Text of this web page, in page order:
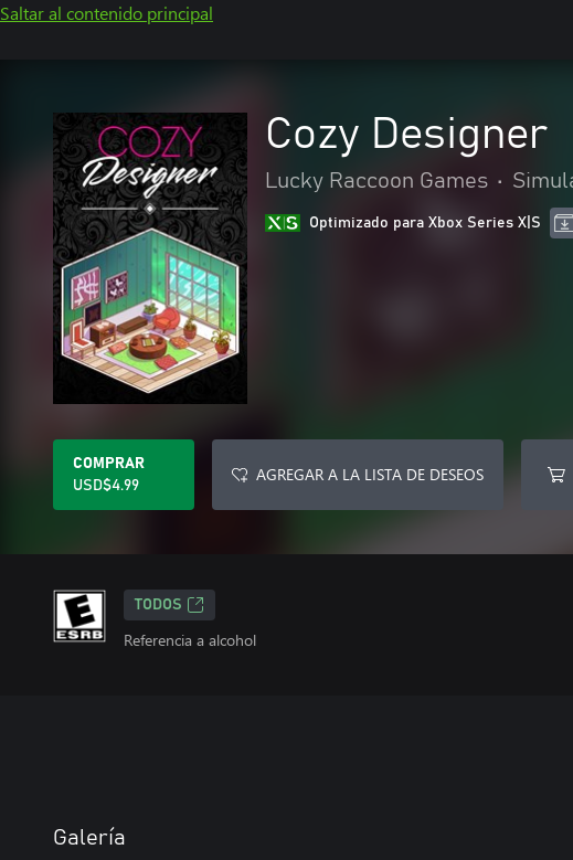
Saltar al contenido principal
Cozy Designer
Lucky Raccoon Games •
Optimizado para Xbox Series X|S
COMPRAR
USD$4.99
AGREGAR A LA LISTA DE DESEOS
TODOS
Referencia a alcohol
Galería